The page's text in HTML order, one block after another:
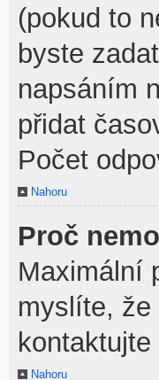
(pokud to
byste
napsáním
přidat
Počet
Nahoru
Proč
Maximální
myslíte, že
Nahoru